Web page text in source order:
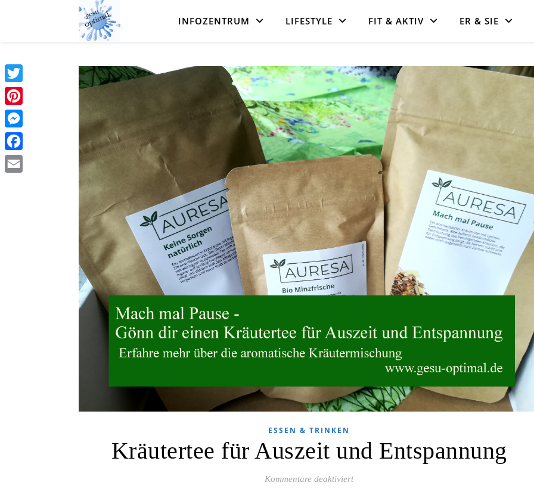
INFOZENTRUM LIFESTYLE FIT & AKTIV ER & SIE
ESSEN & TRINKEN
Kräutertee für Auszeit und Entspannung
Kommentare deaktiviertfür Kräutertee für Auszeit und Entspannung
Twitter
Pinterest
Messenger
Facebook